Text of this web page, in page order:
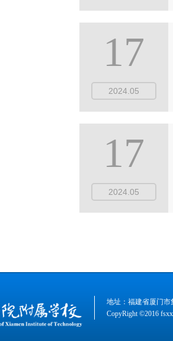
2024.05
17
2024.05
17
地址：福建省厦门市
CopyRight ©2016